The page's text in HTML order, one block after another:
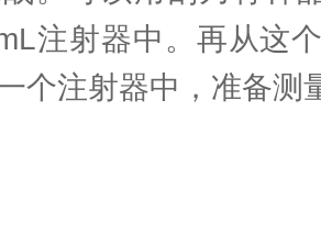
注射器中。再从这
个注射器中，准备测